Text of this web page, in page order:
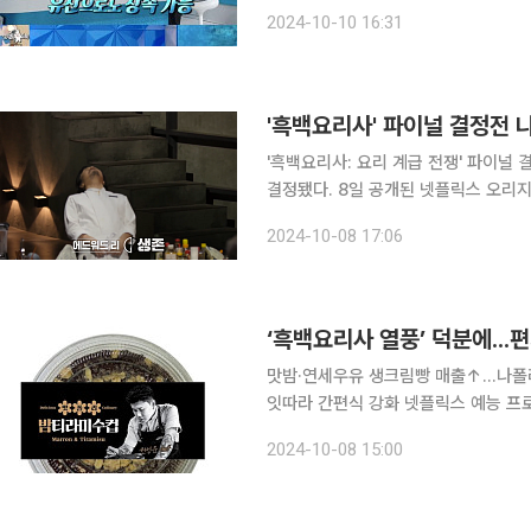
2024-10-10 16:31
'흑백요리사' 파이널 결정전
'흑백요리사: 요리 계급 전쟁' 파이널
결정됐다. 8일 공개된 넷플릭스 오리지널 요리 예능 '흑백요리사' 11화에서는 톱2 파이널 결정전에
2024-10-08 17:06
‘흑백요리사 열풍’ 덕분에...
맛밤·연세우유 생크림빵 매출↑...나
잇따라 간편식 강화 넷플릭스 예능 프로그램 ‘흑백요리사: 요리 계급 전쟁(흑백요리사)’ 열풍에 국내
2024-10-08 15:00